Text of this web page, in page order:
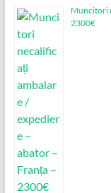
Muncitori
2300€